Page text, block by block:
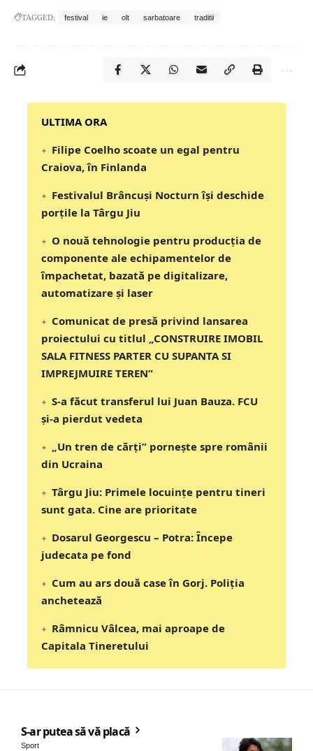
TAGGED: festival ie olt sarbatoare traditii
‎‎‎‎‎‎‎ULTIMA ORA
Filipe Coelho scoate un egal pentru
Craiova, în Finlanda
Festivalul Brâncuși Nocturn își deschide
porțile la Târgu Jiu
O nouă tehnologie pentru producția de
componente ale echipamentelor de
împachetat, bazată pe digitalizare,
automatizare și laser
Comunicat de presă privind lansarea
proiectului cu titlul „CONSTRUIRE IMOBIL
SALA FITNESS PARTER CU SUPANTA SI
IMPREJMUIRE TEREN”
S-a făcut transferul lui Juan Bauza. FCU
și-a pierdut vedeta
„Un tren de cărți” pornește spre românii
din Ucraina
Târgu Jiu: Primele locuințe pentru tineri
sunt gata. Cine are prioritate
Dosarul Georgescu – Potra: Începe
judecata pe fond
Cum au ars două case în Gorj. Poliția
anchetează
Râmnicu Vâlcea, mai aproape de
Capitala Tineretului
S-ar putea să vă placă
Sport